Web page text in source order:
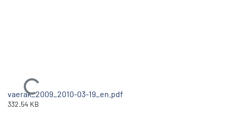
Ladataan...
vaerak_2009_2010-03-19_en.pdf
332.54 KB